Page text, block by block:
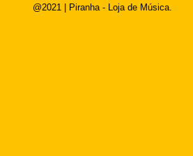
@2021 | Piranha - Loja de Música.